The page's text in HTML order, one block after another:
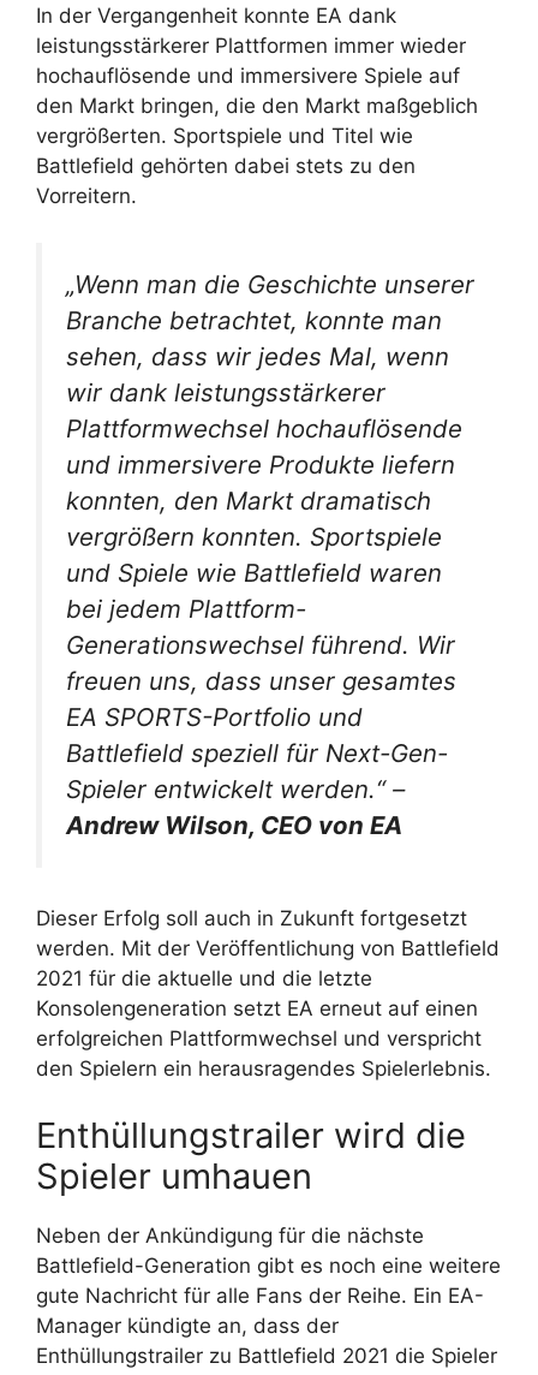
In der Vergangenheit konnte EA dank
leistungsstärkerer Plattformen immer wieder
hochauflösende und immersivere Spiele auf
den Markt bringen, die den Markt maßgeblich
vergrößerten. Sportspiele und Titel wie
Battlefield gehörten dabei stets zu den
Vorreitern.
„Wenn man die Geschichte unserer
Branche betrachtet, konnte man
sehen, dass wir jedes Mal, wenn
wir dank leistungsstärkerer
Plattformwechsel hochauflösende
und immersivere Produkte liefern
konnten, den Markt dramatisch
vergrößern konnten. Sportspiele
und Spiele wie Battlefield waren
bei jedem Plattform-
Generationswechsel führend. Wir
freuen uns, dass unser gesamtes
EA SPORTS-Portfolio und
Battlefield speziell für Next-Gen-
Spieler entwickelt werden.“ –
Andrew Wilson, CEO von EA
Dieser Erfolg soll auch in Zukunft fortgesetzt
werden. Mit der Veröffentlichung von Battlefield
2021 für die aktuelle und die letzte
Konsolengeneration setzt EA erneut auf einen
erfolgreichen Plattformwechsel und verspricht
den Spielern ein herausragendes Spielerlebnis.
Enthüllungstrailer wird die
Spieler umhauen
Neben der Ankündigung für die nächste
Battlefield-Generation gibt es noch eine weitere
gute Nachricht für alle Fans der Reihe. Ein EA-
Manager kündigte an, dass der
Enthüllungstrailer zu Battlefield 2021 die Spieler